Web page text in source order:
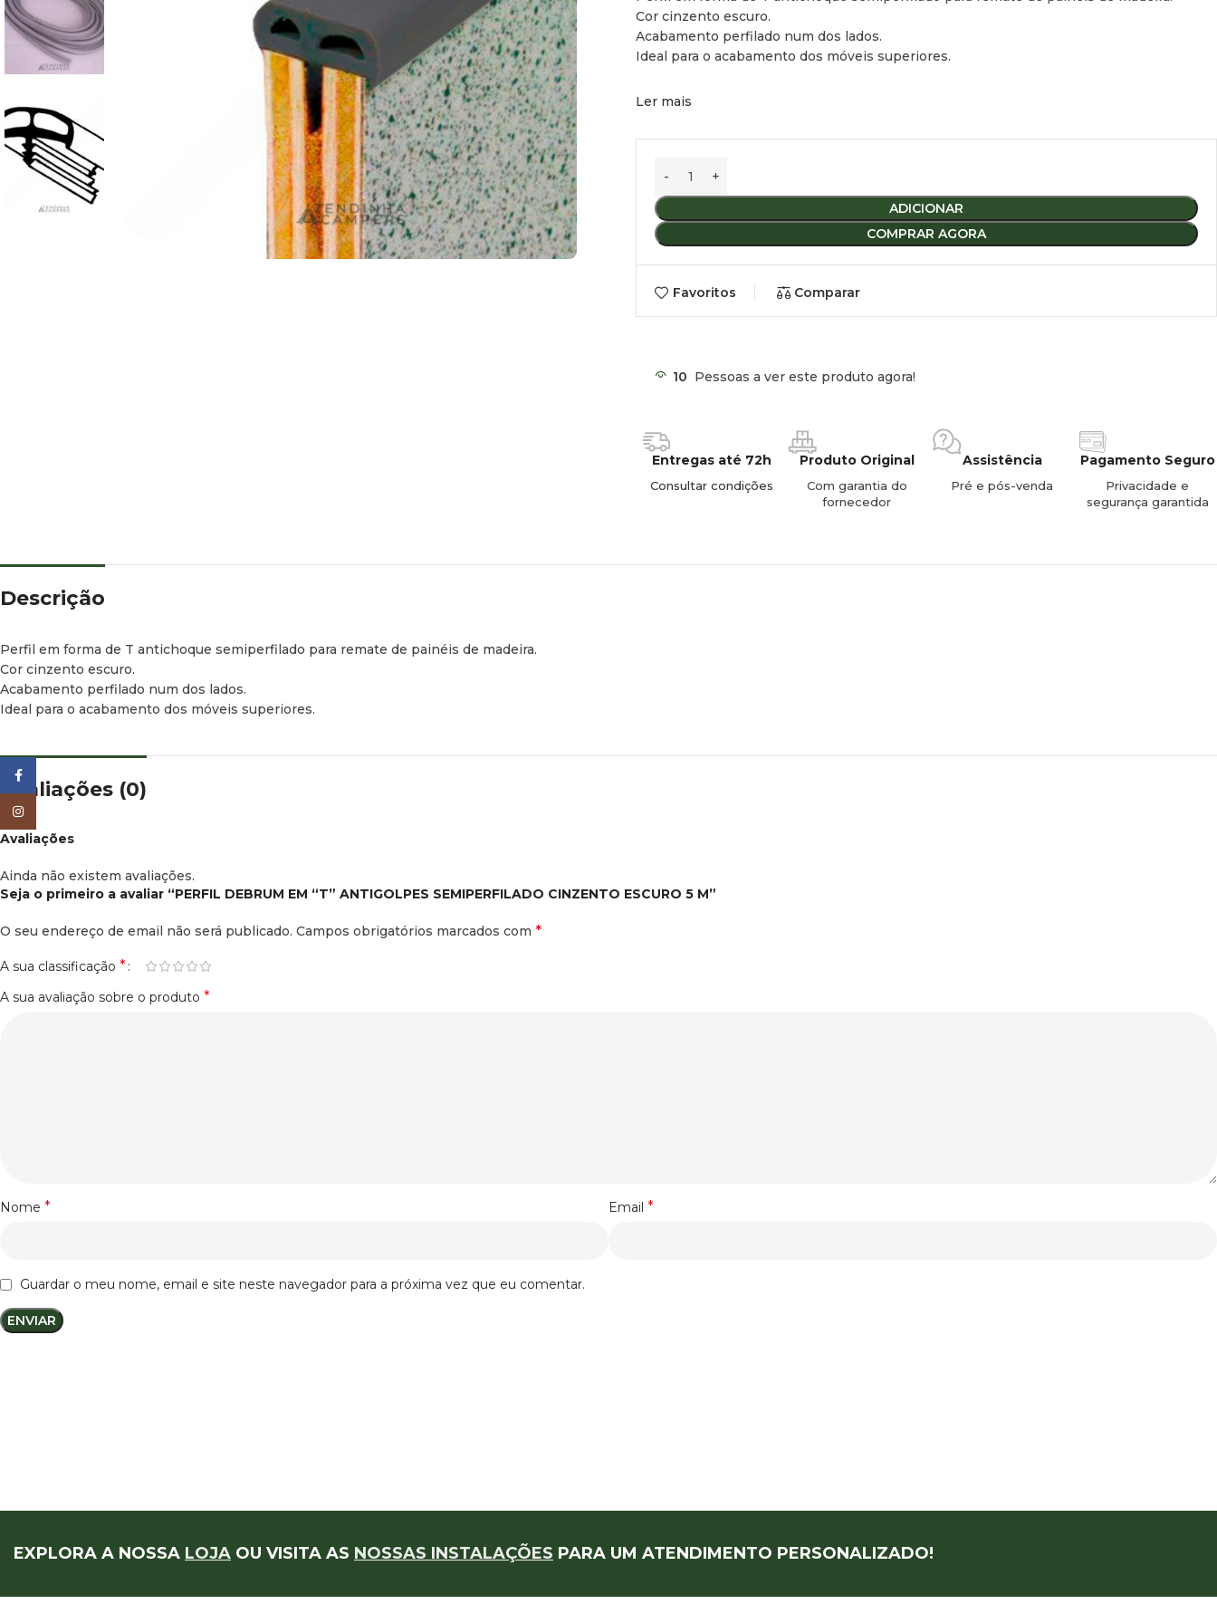
Cor cinzento escuro.
Acabamento perfilado num dos lados.
Ideal para o acabamento dos móveis superiores.
Ler mais
ADICIONAR
COMPRAR AGORA
Favoritos Comparar
10 Pessoas a ver este produto agora!
Entregas até 72h
Consultar condições
Produto Original
Com garantia do
fornecedor
Assistência
Pré e pós-venda
Pagamento Seguro
Privacidade e
segurança garantida
Descrição
Perfil em forma de T antichoque semiperfilado para remate de painéis de madeira.
Cor cinzento escuro.
Acabamento perfilado num dos lados.
Ideal para o acabamento dos móveis superiores.
Avaliações (0)
Avaliações
Ainda não existem avaliações.
Seja o primeiro a avaliar “PERFIL DEBRUM EM “T” ANTIGOLPES SEMIPERFILADO CINZENTO ESCURO 5 M”
O seu endereço de email não será publicado. Campos obrigatórios marcados com *
A sua classificação *
A sua avaliação sobre o produto *
Nome * Email *
Guardar o meu nome, email e site neste navegador para a próxima vez que eu comentar.
EXPLORA A NOSSA LOJA OU VISITA AS NOSSAS INSTALAÇÕES PARA UM ATENDIMENTO PERSONALIZADO!